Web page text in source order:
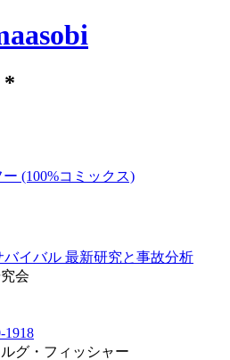
*
(100%コミックス)
イバル 最新研究と事故分析
会
グ・フィッシャー